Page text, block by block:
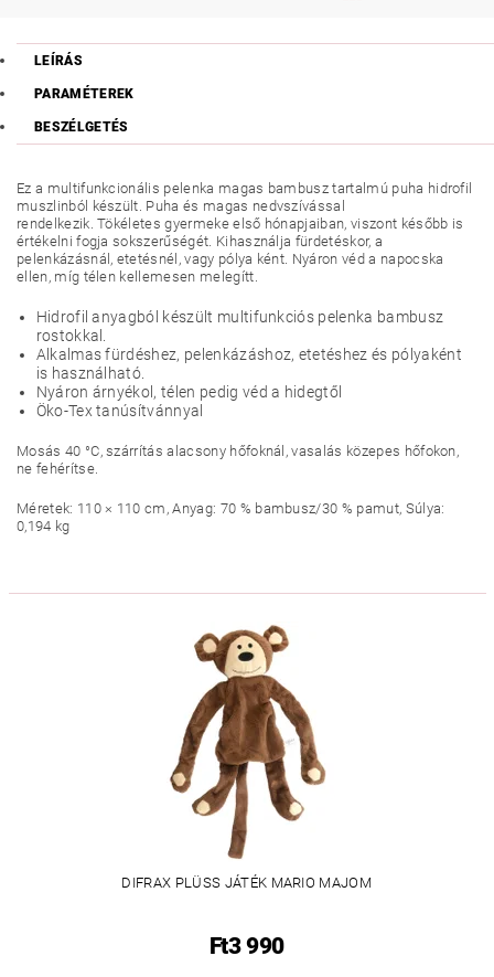
LEÍRÁS
PARAMÉTEREK
BESZÉLGETÉS
Ez a multifunkcionális pelenka magas bambusz tartalmú puha hidrofil
muszlinból készült. Puha és magas nedvszívással
rendelkezik. Tökéletes gyermeke első hónapjaiban, viszont később is
értékelni fogja sokszerűségét. Kihasználja fürdetéskor, a
pelenkázásnál, etetésnél, vagy pólya ként. Nyáron véd a napocska
ellen, míg télen kellemesen melegítt.
Hidrofil anyagból készült multifunkciós pelenka bambusz
rostokkal.
Alkalmas fürdéshez, pelenkázáshoz, etetéshez és pólyaként
is használható.
Nyáron árnyékol, télen pedig véd a hidegtől
Öko-Tex tanúsítvánnyal
Mosás 40 °C, szárrítás alacsony hőfoknál, vasalás közepes hőfokon,
ne fehérítse.
Méretek: 110 × 110 cm, Anyag: 70 % bambusz/30 % pamut, Súlya:
0,194 kg
DIFRAX PLÜSS JÁTÉK MARIO MAJOM
Ft3 990